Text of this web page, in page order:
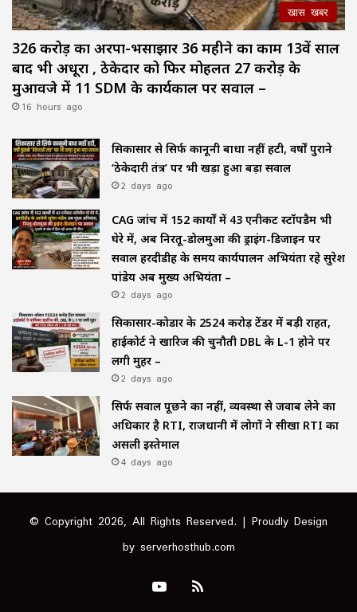
खास खबर
326 करोड़ का अरपा-भैंसाझार 36 महीने का काम 13वें साल
बाद भी अधूरा , ठेकेदार को फिर मोहलत ₹27 करोड़ के
मुआवजे में 11 SDM के कार्यकाल पर सवाल –
16 hours ago
सिकासार से सिर्फ कानूनी बाधा नहीं हटी, वर्षों पुराने
‘ठेकेदारी तंत्र’ पर भी खड़ा हुआ बड़ा सवाल
2 days ago
CAG जांच में 152 कार्यों में 43 एनीकट स्टॉपडैम भी
घेरे में, अब निरतू-डोलमुआ की ड्राइंग-डिजाइन पर
सवाल हरदीडीह के समय कार्यपालन अभियंता रहे सुरेश
पांडेय अब मुख्य अभियंता –
2 days ago
सिकासार-कोडार के ₹2524 करोड़ टेंडर में बड़ी राहत,
हाईकोर्ट ने खारिज की चुनौती DBL के L-1 होने पर
लगी मुहर –
2 days ago
सिर्फ सवाल पूछने का नहीं, व्यवस्था से जवाब लेने का
अधिकार है RTI, राजधानी में लोगों ने सीखा RTI का
असली इस्तेमाल
4 days ago
© Copyright 2026, All Rights Reserved. | Proudly Design
by serverhosthub.com
YouTube
RSS